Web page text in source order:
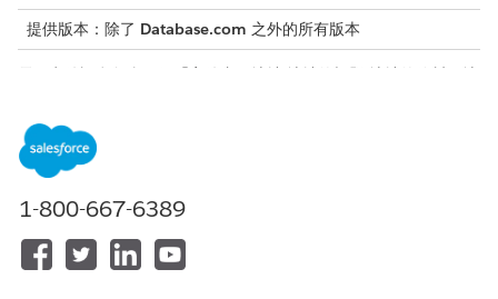
提供版本：除了 Database.com 之外的所有版本
電子郵件訊息包含兩個「寄件者」地址:地址的標題,地址的信封。地
址的信封表示要將訊息傳回至哪個地址,或退回至哪個地址。
某些垃圾郵件偵測軟體會從地址查看信封,以查看是否符合任何已知
傳送垃圾郵件的網站。為了避免此類型的偵測,垃圾郵件發信者通常
會使用地址中的假信封。
電子郵件提供者使用 SPF 檢查驗證寄件者是否有權限代表地址傳送
信封。SPF 檢查會從地址查詢列在信封中的網域名稱,並將其 SPF 記
1-800-667-6389